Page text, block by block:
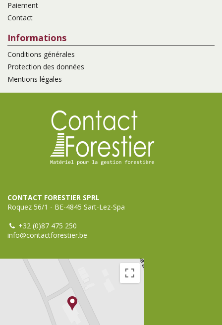
Paiement
Contact
Informations
Conditions générales
Protection des données
Mentions légales
CONTACT FORESTIER SPRL
Roquez 56/1 - BE-4845 Sart-Lez-Spa
+32 (0)87 475 250
info@contactforestier.be